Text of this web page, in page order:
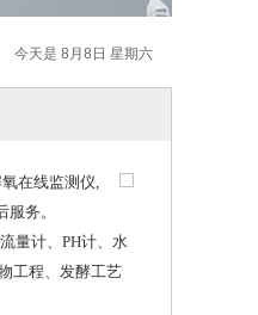
今天是 8月8日 星期六
在线监测仪,
务。
量计、PH计、水
工程、发酵工艺